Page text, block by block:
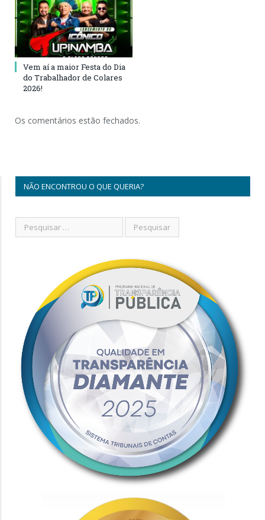
Vem aí a maior Festa do Dia
do Trabalhador de Colares
2026!
Os comentários estão fechados.
NÃO ENCONTROU O QUE QUERIA?